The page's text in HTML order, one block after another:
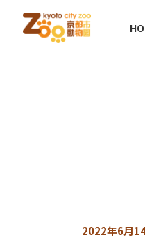
2022年6月14